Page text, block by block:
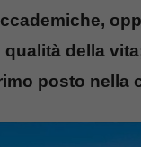
qualità della
posto nella